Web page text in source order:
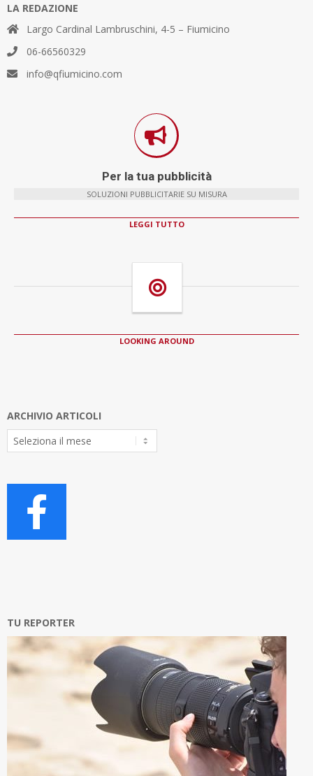
LA REDAZIONE
Largo Cardinal Lambruschini, 4-5 – Fiumicino
06-66560329
info@qfiumicino.com
Per la tua pubblicità
SOLUZIONI PUBBLICITARIE SU MISURA
LEGGI TUTTO
LOOKING AROUND
ARCHIVIO ARTICOLI
Archivio
Articoli
TU REPORTER